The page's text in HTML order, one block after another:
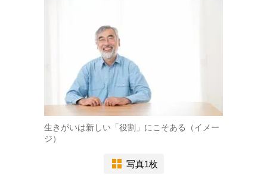
生きがいは新しい「役割」にこそある（イメー
ジ）
写真1枚